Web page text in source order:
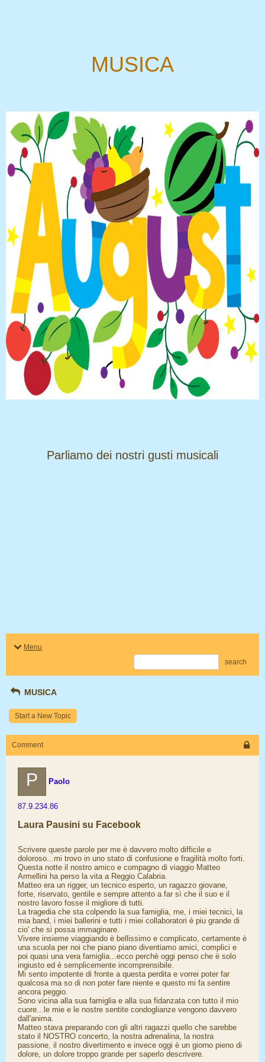
MUSICA
​​​​​​​Parliamo dei nostri gusti musicali
Menu
search
MUSICA
Start a New Topic
Comment
P Paolo
87.9.234.86
Laura Pausini su Facebook
Scrivere queste parole per me è davvero molto difficile e
doloroso...mi trovo in uno stato di confusione e fragilità molto forti.
Questa notte il nostro amico e compagno di viaggio Matteo
Armellini ha perso la vita a Reggio Calabria.
Matteo era un rigger, un tecnico esperto, un ragazzo giovane,
forte, riservato, gentile e sempre attento a far sì che il suo e il
nostro lavoro fosse il migliore di tutti.
La tragedia che sta colpendo la sua famiglia, me, i miei tecnici, la
mia band, i miei ballerini e tutti i miei collaboratori è piu grande di
cio' che si possa immaginare.
Vivere insieme viaggiando è bellissimo e complicato, certamente è
una scuola per noi che piano piano diventiamo amici, complici e
poi quasi una vera famiglia...ecco perchè oggi penso che è solo
ingiusto ed è semplicemente incomprensibile.
Mi sento impotente di fronte a questa perdita e vorrei poter far
qualcosa ma so di non poter fare niente e questo mi fa sentire
ancora peggio.
Sono vicina alla sua famiglia e alla sua fidanzata con tutto il mio
cuore...le mie e le nostre sentite condoglianze vengono davvero
dall'anima.
Matteo stava preparando con gli altri ragazzi quello che sarebbe
stato il NOSTRO concerto, la nostra adrenalina, la nostra
passione, il nostro divertimento e invece oggi è un giorno pieno di
dolore, un dolore troppo grande per saperlo descrivere.